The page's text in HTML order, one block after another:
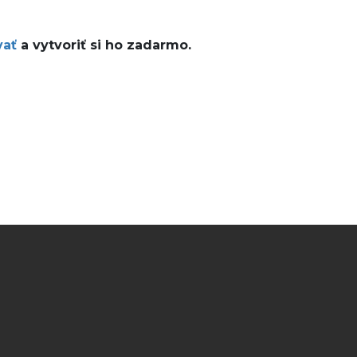
a vytvoriť si ho zadarmo.